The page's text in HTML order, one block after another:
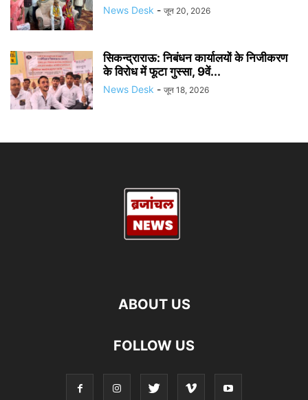
News Desk - जून 20, 2026
सिकन्द्राराऊ: निबंधन कार्यालयों के निजीकरण
के विरोध में फूटा गुस्सा, 9वें...
News Desk - जून 18, 2026
ABOUT US
FOLLOW US